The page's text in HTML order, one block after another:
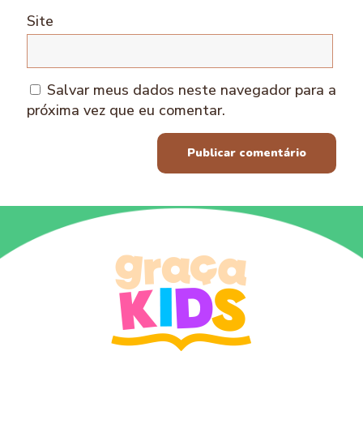
Site
Salvar meus dados neste navegador para a
próxima vez que eu comentar.